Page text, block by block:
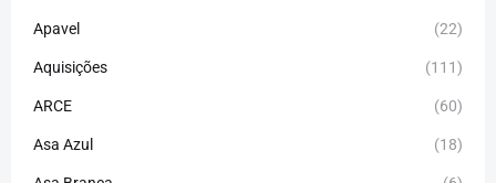
Apavel (22)
Aquisições (111)
ARCE (60)
Asa Azul (18)